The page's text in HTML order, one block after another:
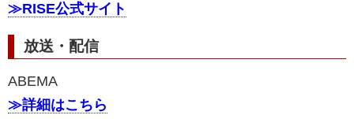
≫RISE公式サイト
放送・配信
ABEMA
≫詳細はこちら